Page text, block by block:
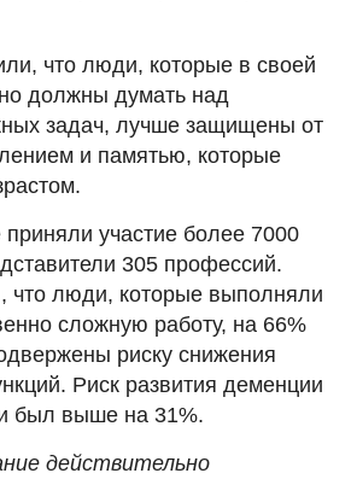
что люди, которые в своей
должны думать над
задач, лучше защищены от
и памятью, которые
приняли участие более 7000
305 профессий.
что люди, которые выполняли
сложную работу, на 66%
риску снижения
Риск развития деменции
был выше на 31%.
действительно